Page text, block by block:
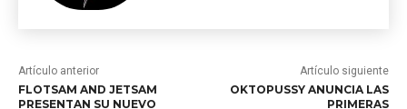
Artículo anterior
FLOTSAM AND JETSAM
PRESENTAN SU NUEVO
Artículo siguiente
OKTOPUSSY ANUNCIA LAS
PRIMERAS